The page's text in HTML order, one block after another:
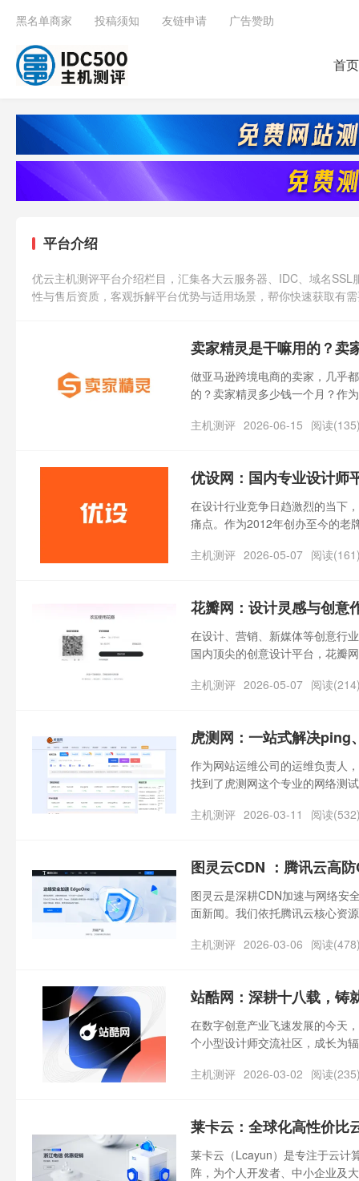
黑名单商家 投稿须知 友链申请 广告赞助
首页
平台介绍
优云主机测评平台介绍栏目，汇集各大云服务器、IDC、域名
性与售后资质，客观拆解平台优势与适用场景，帮你快速获取有
卖家精灵是干嘛用的？卖
做亚马逊跨境电商的卖家，几乎
的？卖家精灵多少钱一个月？作
主机测评 2026-06-15 阅读
优设网：国内专业设计师
在设计行业竞争日趋激烈的当下
痛点。作为2012年创办至今的老
万，成为国内设计圈极具影响力
主机测评 2026-05-07 阅读
花瓣网：设计灵感与创意
在设计、营销、新媒体等创意行
国内顶尖的创意设计平台，花瓣
者破解灵感枯竭难题。
主机测评 2026-05-07 阅读
虎测网：一站式解决
作为网站运维公司的运维负责人
找到了虎测网这个专业的网络测
位问题，现在用虎测网一站式就
主机测评 2026-03-11 阅读
图灵云CDN ：腾讯云高
图灵云是深耕CDN加速与网络安
面新闻。我们依托腾讯云核心资
主机测评 2026-03-06 阅读
站酷网：深耕十八载，铸
在数字创意产业飞速发展的今天
个小型设计师交流社区，成长为
来，十八年的深耕细作，让站酷
主机测评 2026-03-02 阅读
莱卡云：全球化高性价比
莱卡云（Lcayun）是专注于云计
阵，为个人开发者、中小企业及